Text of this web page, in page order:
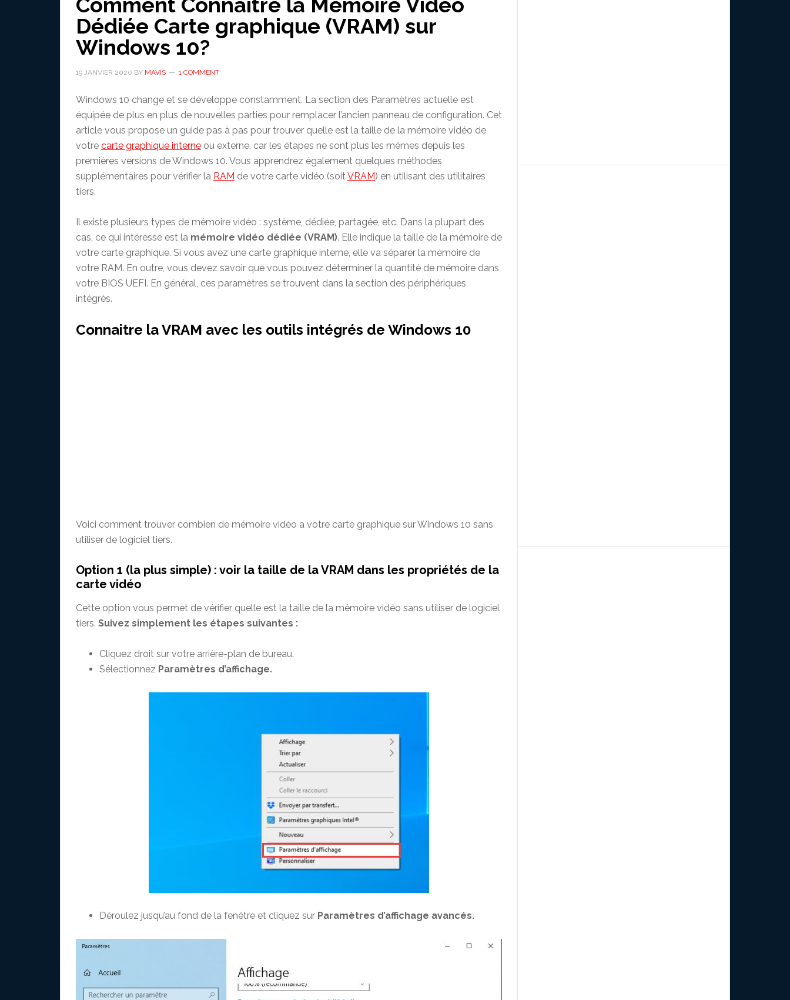
Dédiée Carte graphique (VRAM) sur
Windows 10?
19 JANVIER 2020 BY MAVIS 1 COMMENT
Windows 10 change et se développe constamment. La section des Paramètres actuelle est
équipée de plus en plus de nouvelles parties pour remplacer l’ancien panneau de configuration. Cet
article vous propose un guide pas à pas pour trouver quelle est la taille de la mémoire vidéo de
votre carte graphique interne ou externe, car les étapes ne sont plus les mêmes depuis les
premières versions de Windows 10. Vous apprendrez également quelques méthodes
supplémentaires pour vérifier la RAM de votre carte vidéo (soitVRAM) en utilisant des utilitaires
tiers.
Il existe plusieurs types de mémoire vidéo : système, dédiée, partagée, etc. Dans la plupart des
cas, ce qui intéresse est la mémoire vidéo dédiée (VRAM). Elle indique la taille de la mémoire de
votre carte graphique. Si vous avez une carte graphique interne, elle va séparer la mémoire de
votre RAM. En outre, vous devez savoir que vous pouvez déterminer la quantité de mémoire dans
votre BIOS UEFI. En général, ces paramètres se trouvent dans la section des périphériques
intégrés.
Connaitre la VRAM avec les outils intégrés de Windows 10
Voici comment trouver combien de mémoire vidéo a votre carte graphique sur Windows 10 sans
utiliser de logiciel tiers.
Option 1 (la plus simple) : voir la taille de la VRAM dans les propriétés de la
carte vidéo
Cette option vous permet de vérifier quelle est la taille de la mémoire vidéo sans utiliser de logiciel
tiers. Suivez simplement les étapes suivantes :
Cliquez droit sur votre arrière-plan de bureau.
Sélectionnez Paramètres d’affichage.
Déroulez jusqu’au fond de la fenêtre et cliquez sur Paramètres d’affichage avancés.